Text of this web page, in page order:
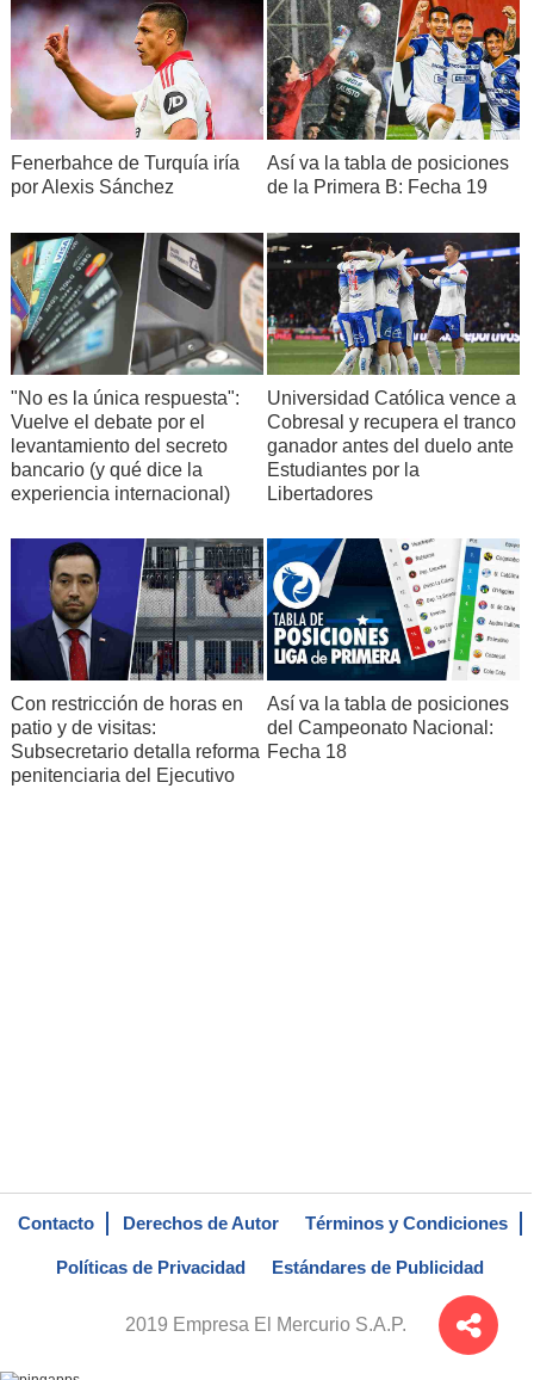
Fenerbahce de Turquía iría
por Alexis Sánchez
Así va la tabla de posiciones
de la Primera B: Fecha 19
"No es la única respuesta":
Vuelve el debate por el
levantamiento del secreto
bancario (y qué dice la
experiencia internacional)
Universidad Católica vence a
Cobresal y recupera el tranco
ganador antes del duelo ante
Estudiantes por la
Libertadores
Con restricción de horas en
patio y de visitas:
Subsecretario detalla reforma
penitenciaria del Ejecutivo
Así va la tabla de posiciones
del Campeonato Nacional:
Fecha 18
Contacto Derechos de Autor Términos y Condiciones
Políticas de Privacidad Estándares de Publicidad
2019 Empresa El Mercurio S.A.P.